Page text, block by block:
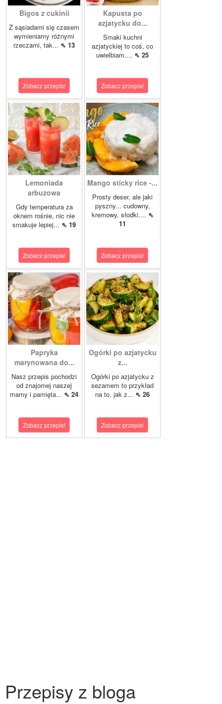
Bigos z cukinii
Z sąsiadami się czasem
wymieniamy różnymi
rzeczami, tak... ⇖ 13
Zobacz przepis!
Kapusta po
azjatycku do...
Smaki kuchni
azjatyckiej to coś, co
uwielbiam.... ⇖ 25
Zobacz przepis!
Lemoniada
arbuzowa
Gdy temperatura za
oknem rośnie, nic nie
smakuje lepiej... ⇖ 19
Zobacz przepis!
Mango sticky rice -...
Prosty deser, ale jaki
pyszny... cudowny,
kremowy, słodki.... ⇖
11
Zobacz przepis!
Papryka
marynowana do...
Nasz przepis pochodzi
od znajomej naszej
mamy i pamięta... ⇖ 24
Zobacz przepis!
Ogórki po azjatycku
z...
Ogórki po azjatycku z
sezamem to przykład
na to, jak z... ⇖ 26
Zobacz przepis!
Przepisy z bloga